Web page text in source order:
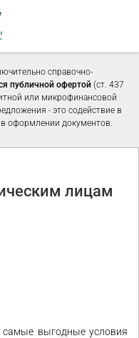
справочно-
публичной офертой (ст. 437
или микрофинансовой
- это содействие в
оформлении документов.
лицам
выгодные условия